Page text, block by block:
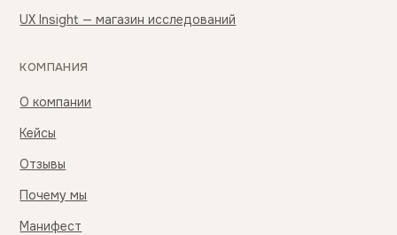
UX Insight — магазин исследований
КОМПАНИЯ
О компании
Кейсы
Отзывы
Почему мы
Манифест